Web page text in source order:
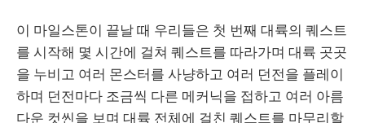
이 마일스톤이 끝날 때 우리들은 첫 번째 대륙의 퀘스트
를 시작해 몇 시간에 걸쳐 퀘스트를 따라가며 대륙 곳곳
을 누비고 여러 몬스터를 사냥하고 여러 던전을 플레이
하며 던전마다 조금씩 다른 메커닉을 접하고 여러 아름
다운 컷씬을 보며 대륙 전체에 걸친 퀘스트를 마무리할